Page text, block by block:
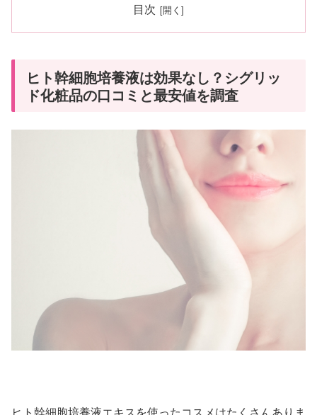
目次
ヒト幹細胞培養液は効果なし？シグリッ
ド化粧品の口コミと最安値を調査
ヒト幹細胞培養液エキスを使ったコスメはたくさんありま